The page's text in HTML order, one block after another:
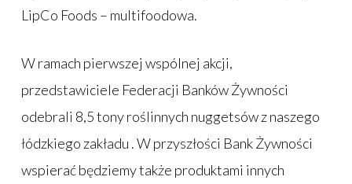
LipCo Foods – multifoodowa.
W ramach pierwszej wspólnej akcji,
przedstawiciele Federacji Banków Żywności
odebrali 8,5 tony roślinnych nuggetsów z naszego
łódzkiego zakładu . W przyszłości Bank Żywności
wspierać będziemy także produktami innych